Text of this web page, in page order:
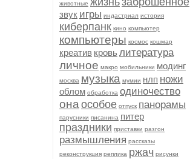
животные
звук игры индастриал история
киберпанк кино компьютер
компьютеры космос кошмар
креатив кровьлитература
личное макро мобильники модинг
москва музыка мумии нлп ножи
облом обработка одиночество
она особое отпуск панорамы
парусники писанина питер
праздники приставки разгон
размышления рассказы
реконструкция реплика ржач рисунки